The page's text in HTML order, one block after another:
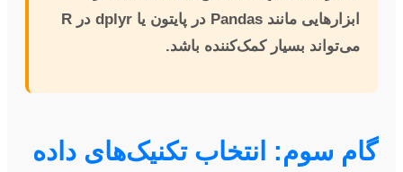
ابزارهایی مانند Pandas در پایتون یا dplyr در R
می‌تواند بسیار کمک‌کننده باشد.
گام سوم: انتخاب تکنیک‌های داده